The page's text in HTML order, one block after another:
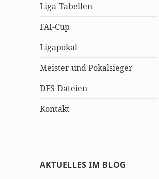
Liga-Tabellen
FAI-Cup
Ligapokal
Meister und Pokalsieger
DFS-Dateien
Kontakt
AKTUELLES IM BLOG